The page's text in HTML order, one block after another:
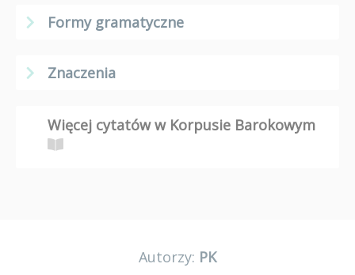
Formy gramatyczne
Znaczenia
Więcej cytatów w Korpusie Barokowym
Autorzy: PK